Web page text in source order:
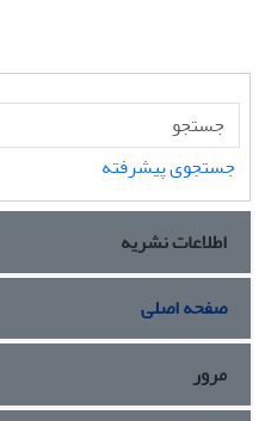
جستجوی پیشرفته
اطلاعات نشریه
صفحه اصلی
مرور